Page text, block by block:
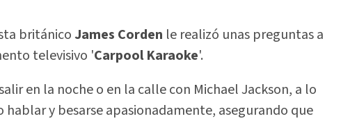
británicoJames Corden le realizó unas preguntas a
televisivo 'Carpool Karaoke'.
en la noche o en la calle con Michael Jackson, a lo
y besarse apasionadamente, asegurando que